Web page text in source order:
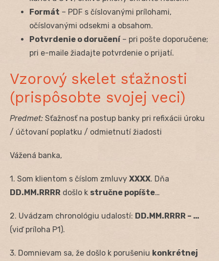
Formát – PDF s číslovanými prílohami,
očíslovanými odsekmi a obsahom.
Potvrdenie o doručení– pri pošte doporučene;
pri e-maile žiadajte potvrdenie o prijatí.
Vzorový skelet sťažnosti
(prispôsobte svojej veci)
Predmet: Sťažnosť na postup banky pri refixácii úroku
/ účtovaní poplatku / odmietnutí žiadosti
Vážená banka,
1. Som klientom s číslom zmluvy XXXX. Dňa
DD.MM.RRRR došlo k stručne popíšte…
2. Uvádzam chronológiu udalostí: DD.MM.RRRR – …
(viď príloha P1).
3. Domnievam sa, že došlo k porušeniu konkrétnej